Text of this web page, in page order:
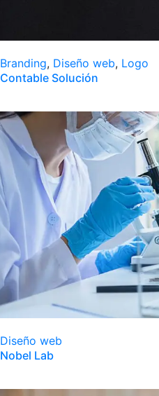
Branding, Diseño web, Logo
Contable Solución
Diseño web
Nobel Lab